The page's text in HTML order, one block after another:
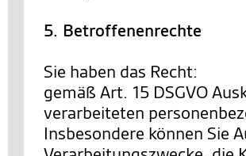
5. Betroffenenrechte
Sie haben das Recht:
gemäß Art. 15 DSGVO
verarbeiteten
Insbesondere können Sie